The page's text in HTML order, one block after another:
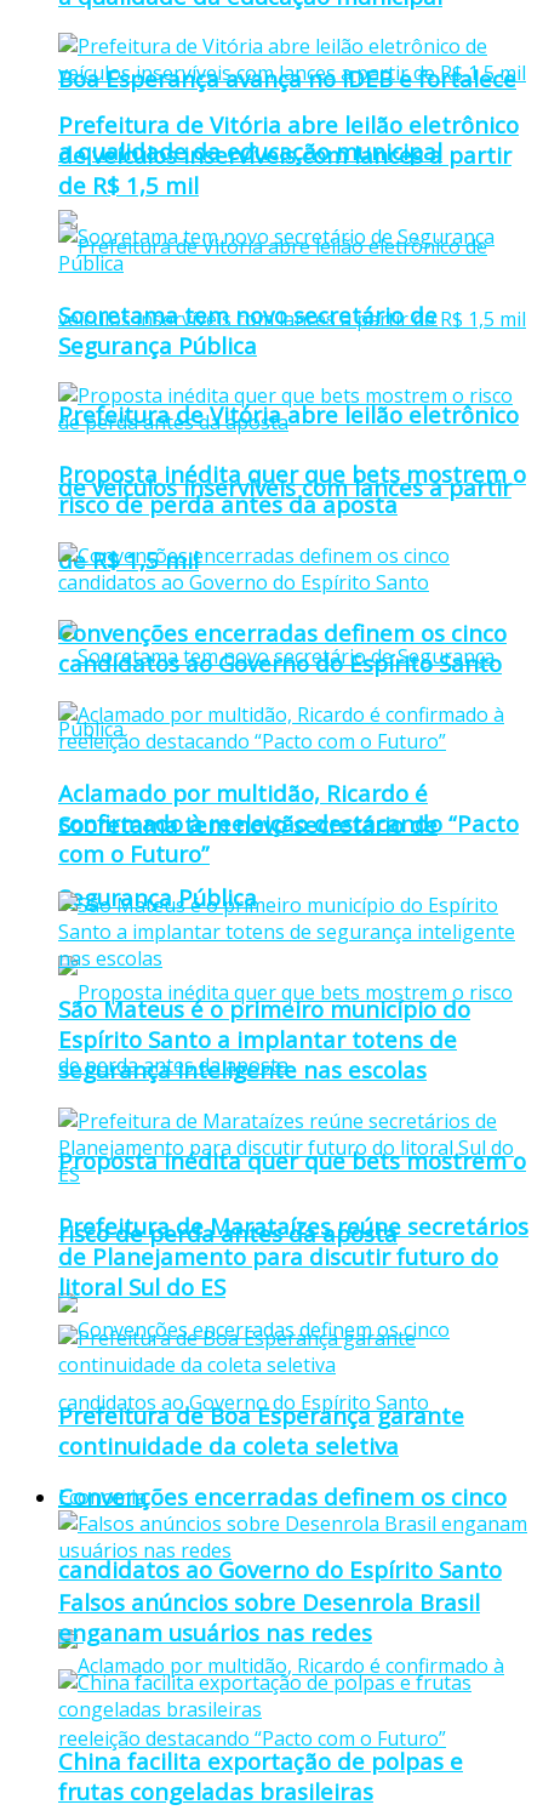
Boa Esperança avança no IDEB e fortalece
a qualidade da educação municipal
Prefeitura de Vitória abre leilão eletrônico
de veículos inservíveis com lances a partir
de R$ 1,5 mil
Sooretama tem novo secretário de
Segurança Pública
Proposta inédita quer que bets mostrem o
risco de perda antes da aposta
Convenções encerradas definem os cinco
candidatos ao Governo do Espírito Santo
Prefeitura de Vitória abre leilão eletrônico
de veículos inservíveis com lances a partir
de R$ 1,5 mil
Sooretama tem novo secretário de
Segurança Pública
Proposta inédita quer que bets mostrem o
risco de perda antes da aposta
Convenções encerradas definem os cinco
candidatos ao Governo do Espírito Santo
Aclamado por multidão, Ricardo é
confirmado à reeleição destacando “Pacto
com o Futuro”
São Mateus é o primeiro município do
Espírito Santo a implantar totens de
segurança inteligente nas escolas
Prefeitura de Marataízes reúne secretários
de Planejamento para discutir futuro do
litoral Sul do ES
Prefeitura de Boa Esperança garante
continuidade da coleta seletiva
Economia
Falsos anúncios sobre Desenrola Brasil
enganam usuários nas redes
China facilita exportação de polpas e
frutas congeladas brasileiras